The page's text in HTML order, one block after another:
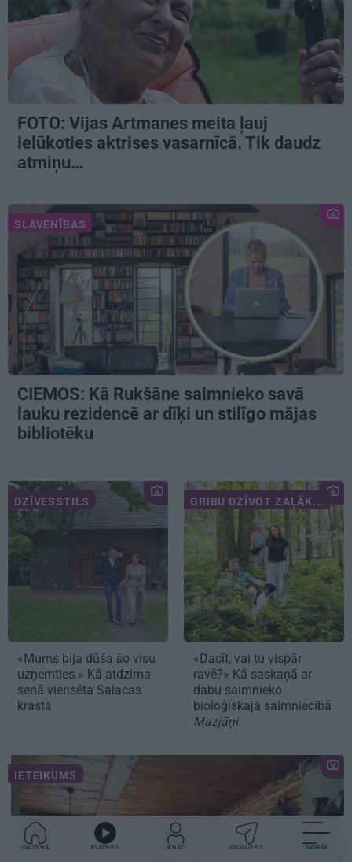
FOTO: Vijas Artmanes meita ļauj
ielūkoties aktrises vasarnīcā. Tik daudz
atmiņu…
SLAVENĪBAS
CIEMOS: Kā Rukšāne saimnieko savā
lauku rezidencē ar dīķi un stilīgo mājas
bibliotēku
DZĪVESSTILS
«Mums bija dūša šo visu
uzņemties.» Kā atdzima
senā viensēta Salacas
krastā
GRIBU DZĪVOT ZAĻĀK...
«Dacīt, vai tu vispār
ravē?» Kā saskaņā ar
dabu saimnieko
bioloģiskajā saimniecībā
Mazjāņi
IETEIKUMS
GALVENĀ KLAUSIES IENĀC PADALĪTIES VAIRĀK